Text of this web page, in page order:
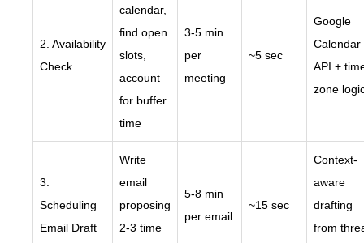
2. Availability
Check
calendar,
find open
slots,
account
for buffer
time
3-5 min
per
meeting
~5 sec
Google
Calendar
API +
zone
3.
Scheduling
Email Draft
Write
email
proposing
2-3 time
5-8 min
per email
~15 sec
Context-
aware
drafting
from